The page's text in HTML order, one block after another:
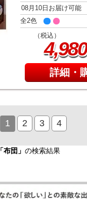
08月10日お届け可能
全2色
（税込）
4,
詳細・
1 2 3 4
「布団」 の検索結果